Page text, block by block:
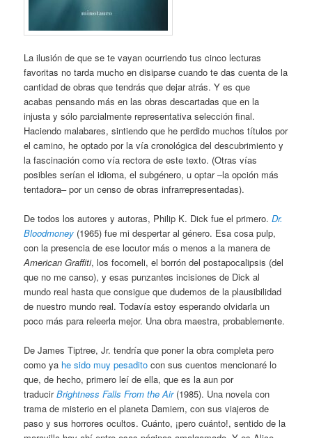
La ilusión de que se te vayan ocurriendo tus cinco lecturas
favoritas no tarda mucho en disiparse cuando te das cuenta de la
cantidad de obras que tendrás que dejar atrás. Y es que
acabas pensando más en las obras descartadas que en la
injusta y sólo parcialmente representativa selección final.
Haciendo malabares, sintiendo que he perdido muchos títulos por
el camino, he optado por la vía cronológica del descubrimiento y
la fascinación como vía rectora de este texto. (Otras vías
posibles serían el idioma, el subgénero, u optar –la opción más
tentadora– por un censo de obras infrarrepresentadas).
De todos los autores y autoras, Philip K. Dick fue el primero.Dr.
Bloodmoney (1965) fue mi despertar al género. Esa cosa pulp,
con la presencia de ese locutor más o menos a la manera de
American Graffiti, los focomeli, el borrón del postapocalipsis (del
que no me canso), y esas punzantes incisiones de Dick al
mundo real hasta que consigue que dudemos de la plausibilidad
de nuestro mundo real. Todavía estoy esperando olvidarla un
poco más para releerla mejor. Una obra maestra, probablemente.
De James Tiptree, Jr. tendría que poner la obra completa pero
como ya he sido muy pesadito con sus cuentos mencionaré lo
que, de hecho, primero leí de ella, que es la aun por
traducirBrightness Falls From the Air(1985). Una novela con
trama de misterio en el planeta Damiem, con sus viajeros de
paso y sus horrores ocultos. Cuánto, ¡pero cuánto!, sentido de la